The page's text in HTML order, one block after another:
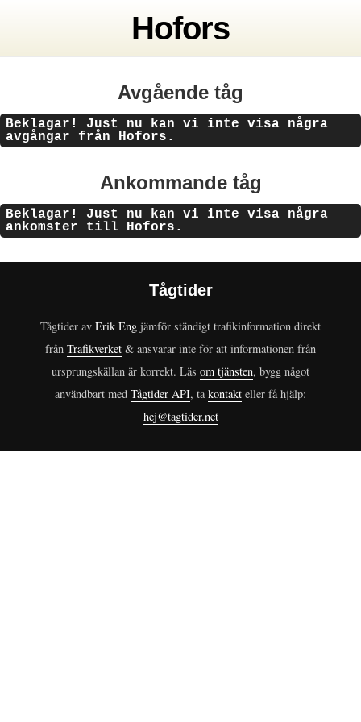
Hofors
Avgående tåg
Beklagar! Just nu kan vi inte visa några
avgångar från Hofors.
Ankommande tåg
Beklagar! Just nu kan vi inte visa några
ankomster till Hofors.
Tågtider
Tågtider av Erik Eng jämför ständigt trafikinformation direkt
från Trafikverket & ansvarar inte för att informationen från
ursprungskällan är korrekt. Läs om tjänsten, bygg något
användbart med Tågtider API, takontakt eller få hjälp:
hej@tagtider.net